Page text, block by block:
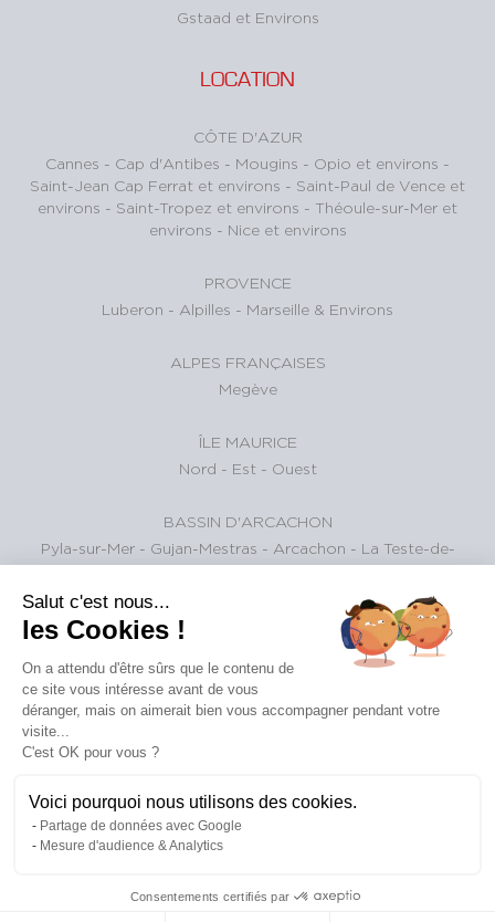
Gstaad et Environs
LOCATION
CÔTE D'AZUR
Cannes - Cap d'Antibes - Mougins - Opio et environs -
Saint-Jean Cap Ferrat et environs - Saint-Paul de Vence et
environs - Saint-Tropez et environs - Théoule-sur-Mer et
environs - Nice et environs
PROVENCE
Luberon - Alpilles - Marseille & Environs
ALPES FRANÇAISES
Megève
ÎLE MAURICE
Nord - Est - Ouest
BASSIN D'ARCACHON
Pyla-sur-Mer - Gujan-Mestras - Arcachon - La Teste-de-
Buch
PARIS ET SA RÉGION
©
2026
Plan
du
| Conditions
Générales
d'Utilisation
|mentions
légales
| barèmes
Salut c'est nous...
les Cookies !
On a attendu d'être sûrs que le contenu de
ce site vous intéresse avant de vous
déranger, mais on aimerait bien vous accompagner pendant votre
visite...
C'est OK pour vous ?
Voici pourquoi nous utilisons des cookies.
Partage de données avec Google
Mesure d'audience & Analytics
Consentements certifiés par